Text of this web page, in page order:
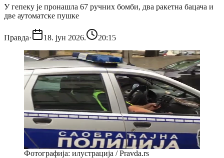
У гепеку је пронашла 67 ручних бомби, два ракетна бацача и
две аутоматске пушке
Правда· 18. јун 2026. 20:15
Фотографија: илустрација / Pravda.rs